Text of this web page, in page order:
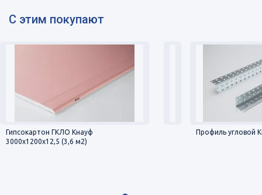
С этим покупают
Гипсокартон ГКЛО Кнауф
3000х1200х12,5 (3,6 м2)
Профиль угловой